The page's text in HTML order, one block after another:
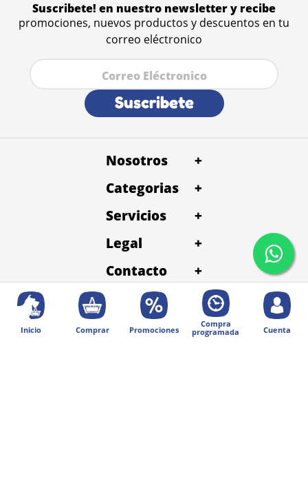
Inicio Comprar Promociones
Compra
programada
Cuenta
Suscribete! en nuestro newsletter y recibe
promociones, nuevos productos y descuentos en tu
correo eléctronico
Suscribete
Nosotros
+
Categorias
+
Servicios
+
Legal
+
Contacto
+